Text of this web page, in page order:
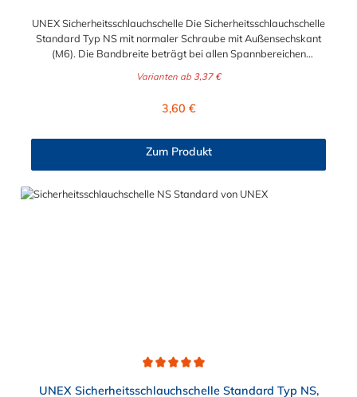
UNEX Sicherheitsschlauchschelle Die Sicherheitsschlauchschelle
Standard Typ NS mit normaler Schraube mit Außensechskant
(M6). Die Bandbreite beträgt bei allen Spannbereichen
mm und 31 mm gewählt werden. Schlüsselweite: SW 7 Das
und die Oberfläche wurde nach der Bearbeitung galvanisch
Varianten ab 3,37 €
Regulärer Preis:
3,60 €
Zum Produkt
UNEX Sicherheitsschlauchschelle Standard Typ NS,